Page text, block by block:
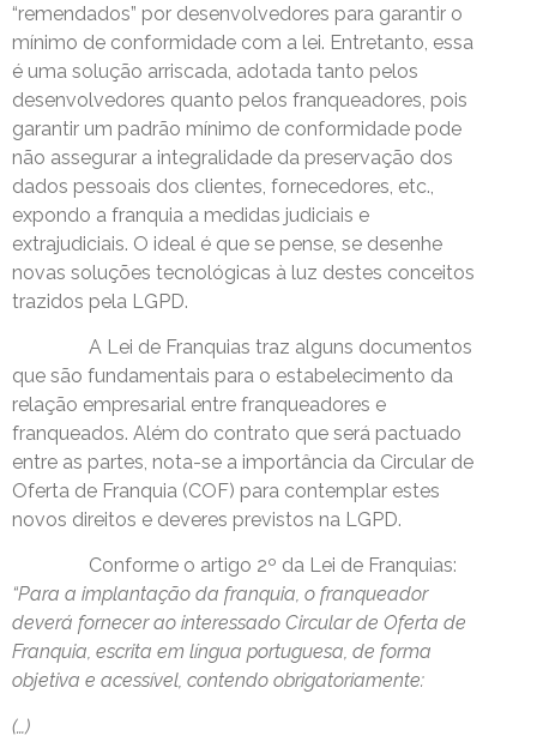
“remendados” por desenvolvedores para garantir o
mínimo de conformidade com a lei. Entretanto, essa
é uma solução arriscada, adotada tanto pelos
desenvolvedores quanto pelos franqueadores, pois
garantir um padrão mínimo de conformidade pode
não assegurar a integralidade da preservação dos
dados pessoais dos clientes, fornecedores, etc.,
expondo a franquia a medidas judiciais e
extrajudiciais. O ideal é que se pense, se desenhe
novas soluções tecnológicas à luz destes conceitos
trazidos pela LGPD.
A Lei de Franquias traz alguns documentos
que são fundamentais para o estabelecimento da
relação empresarial entre franqueadores e
franqueados. Além do contrato que será pactuado
entre as partes, nota-se a importância da Circular de
Oferta de Franquia (COF) para contemplar estes
novos direitos e deveres previstos na LGPD.
Conforme o artigo 2º da Lei de Franquias:
“Para a implantação da franquia, o franqueador
deverá fornecer ao interessado Circular de Oferta de
Franquia, escrita em língua portuguesa, de forma
objetiva e acessível, contendo obrigatoriamente:
(…)